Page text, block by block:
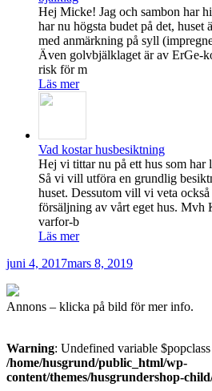
Hej Micke! Jag och sambon har
har nu högsta budet på det,
med anmärkning på syll
Även golvbjälklaget är av ErGe-
risk för m
Läs mer
Vad kostar husbesiktning
Hej vi tittar nu på ett hus som
Så vi vill utföra en grundlig
huset. Dessutom vill vi veta
försäljning av vårt eget hus. Mvh
varfor-b
Läs mer
Publicerat
juni 4, 2017mars 8, 2019
Annons – klicka på bild för mer info.
Warning: Undefined variable
/home/husgrund/public_html/wp-
content/themes/husgrundershop-